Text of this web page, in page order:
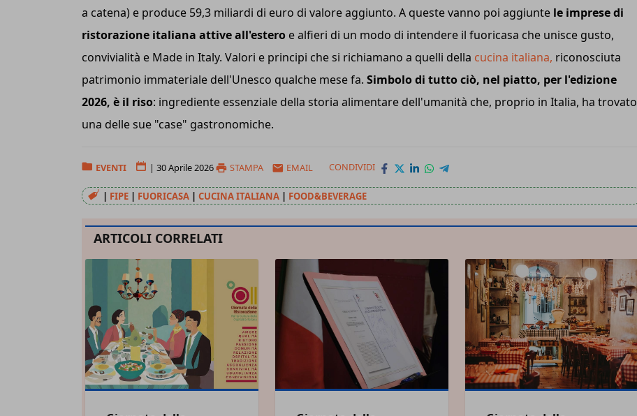
a catena) e produce 59,3 miliardi di euro di valore aggiunto. A queste vanno poi aggiunte le imprese di
ristorazione italiana attive all'estero e alfieri di un modo di intendere il fuoricasa che unisce gusto,
convivialità e Made in Italy. Valori e principi che si richiamano a quelli della cucina italiana, riconosciuta
patrimonio immateriale dell'Unesco qualche mese fa. Simbolo di tutto ciò, nel piatto, per l'edizione
2026, è il riso: ingrediente essenziale della storia alimentare dell'umanità che, proprio in Italia, ha trovato
una delle sue "case" gastronomiche.
EVENTI | 30 Aprile 2026 STAMPA EMAIL CONDIVIDI
| FIPE | FUORICASA | CUCINA ITALIANA | FOOD&BEVERAGE
ARTICOLI CORRELATI